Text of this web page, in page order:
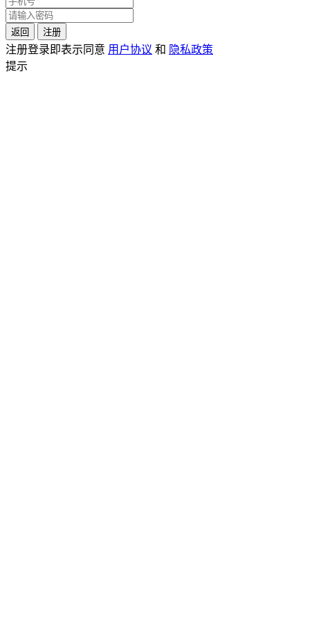
返回 注册
注册登录即表示同意 用户协议 和 隐私政策
提示